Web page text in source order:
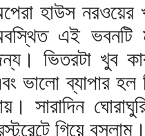
হাউস নরওয়ের
এই ভবনটি
ভিতরটা খুব
ভালো ব্যাপার হল
সারাদিন
গিয়ে